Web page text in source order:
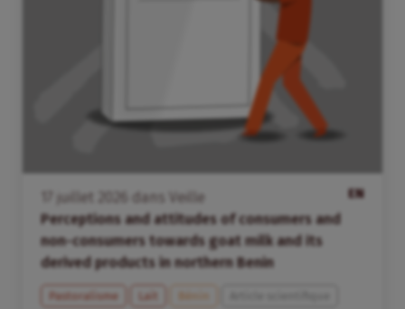
EN
juillet dans
Veille
Perceptions and attitudes of consumers and
non-consumers towards goat milk and its
derived products in northern Benin
Pastoralisme Lait Bénin